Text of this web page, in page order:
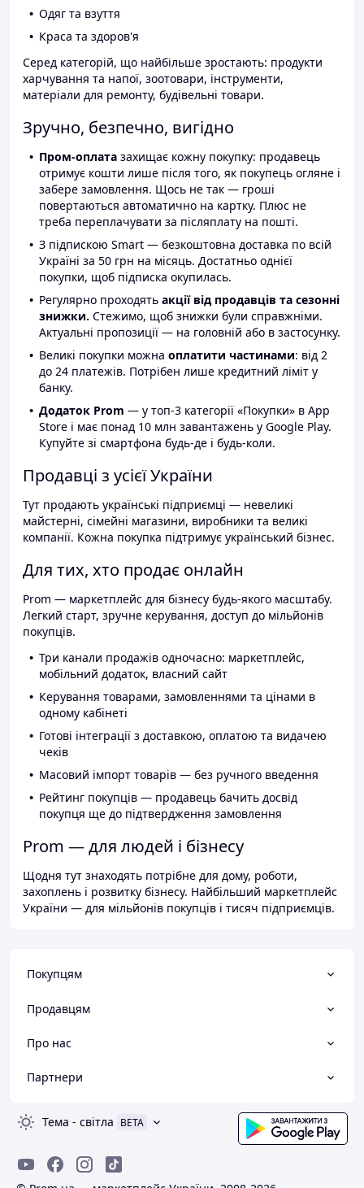
Одяг та взуття
Краса та здоров'я
Серед категорій, що найбільше зростають: продукти
харчування та напої, зоотовари, інструменти,
матеріали для ремонту, будівельні товари.
Зручно, безпечно, вигідно
Пром-оплата захищає кожну покупку: продавець
отримує кошти лише після того, як покупець огляне і
забере замовлення. Щось не так — гроші
повертаються автоматично на картку. Плюс не
треба переплачувати за післяплату на пошті.
З підпискою Smart — безкоштовна доставка по всій
Україні за 50 грн на місяць. Достатньо однієї
покупки, щоб підписка окупилась.
Регулярно проходять акції від продавців та сезонні
знижки. Стежимо, щоб знижки були справжніми.
Актуальні пропозиції — на головній або в застосунку.
Великі покупки можна оплатити частинами: від 2
до 24 платежів. Потрібен лише кредитний ліміт у
банку.
Додаток Prom — у топ-3 категорії «Покупки» в App
Store і має понад 10 млн завантажень у Google Play.
Купуйте зі смартфона будь-де і будь-коли.
Продавці з усієї України
Тут продають українські підприємці — невеликі
майстерні, сімейні магазини, виробники та великі
компанії. Кожна покупка підтримує український бізнес.
Для тих, хто продає онлайн
Prom — маркетплейс для бізнесу будь-якого масштабу.
Легкий старт, зручне керування, доступ до мільйонів
покупців.
Три канали продажів одночасно: маркетплейс,
мобільний додаток, власний сайт
Керування товарами, замовленнями та цінами в
одному кабінеті
Готові інтеграції з доставкою, оплатою та видачею
чеків
Масовий імпорт товарів — без ручного введення
Рейтинг покупців — продавець бачить досвід
покупця ще до підтвердження замовлення
Prom — для людей і бізнесу
Щодня тут знаходять потрібне для дому, роботи,
захоплень і розвитку бізнесу. Найбільший маркетплейс
України — для мільйонів покупців і тисяч підприємців.
Покупцям
Продавцям
Про нас
Партнери
Тема - світла BETA